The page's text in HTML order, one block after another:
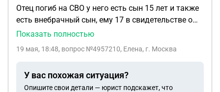
Отец погиб на СВО у него есть сын 15 лет и также
есть внебрачный сын, ему 17 в свидетельстве о
рождении прочерк, если он докажет факт
сколько он получит
Показать полностью
19 мая, 18:48, вопрос №4957210, Елена, г. Москва
У вас похожая ситуация?
Опишите свои детали — юрист подскажет, что